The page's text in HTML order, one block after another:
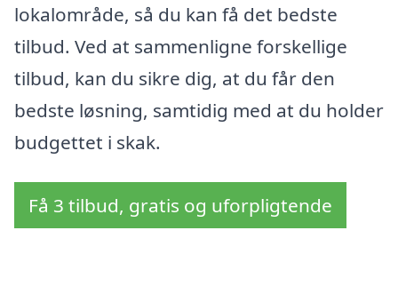
lokalområde, så du kan få det bedste
tilbud. Ved at sammenligne forskellige
tilbud, kan du sikre dig, at du får den
bedste løsning, samtidig med at du holder
budgettet i skak.
Få 3 tilbud, gratis og uforpligtende